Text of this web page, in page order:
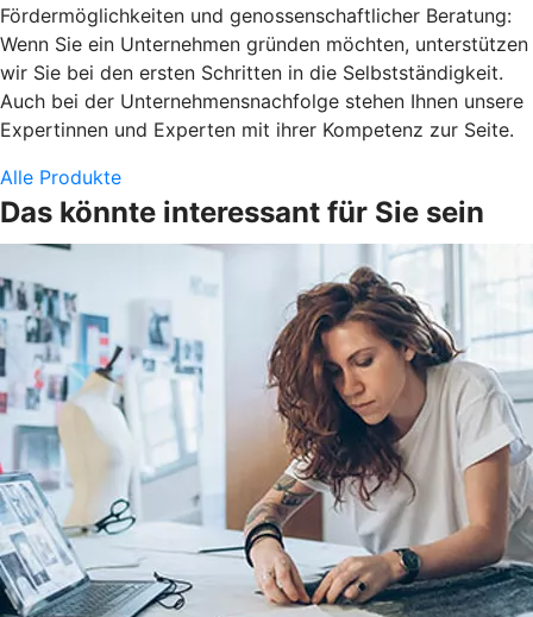
Fördermöglichkeiten und genossenschaftlicher Beratung:
Wenn Sie ein Unternehmen gründen möchten, unterstützen
wir Sie bei den ersten Schritten in die Selbstständigkeit.
Auch bei der Unternehmensnachfolge stehen Ihnen unsere
Expertinnen und Experten mit ihrer Kompetenz zur Seite.
Alle Produkte
Das könnte interessant für Sie sein